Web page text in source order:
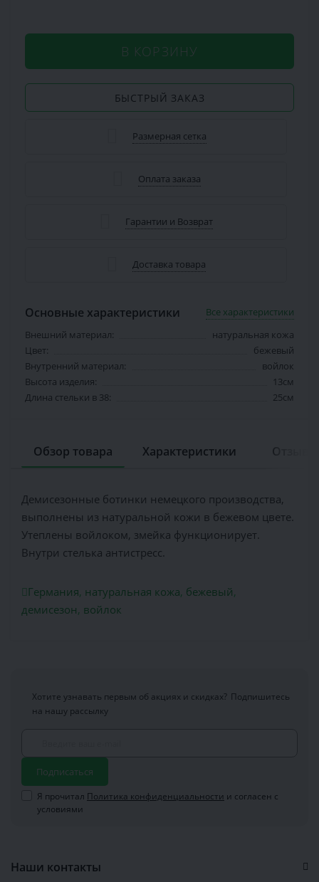
В КОРЗИНУ
БЫСТРЫЙ ЗАКАЗ
Размерная сетка
Оплата заказа
Гарантии и Возврат
Доставка товара
Основные характеристики
Все характеристики
Внешний материал:
натуральная кожа
Цвет:
бежевый
Внутренний материал:
войлок
Высота изделия:
13см
Длина стельки в 38:
25см
Обзор товара Характеристики
Демисезонные ботинки немецкого производства,
выполнены из натуральной кожи в бежевом цвете.
Утеплены войлоком, змейка функционирует.
Внутри стелька антистресс.
Германия, натуральная кожа, бежевый,
демисезон, войлок
Хотите узнавать первым об акциях и скидках? Подпишитесь
на нашу рассылку
Подписаться
Я прочитал Политика конфиденциальности и согласен с
условиями
Наши контакты